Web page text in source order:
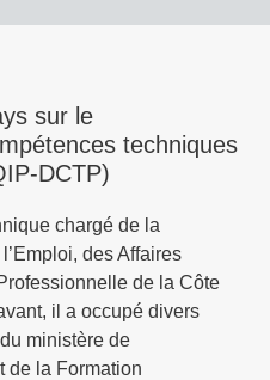
sur le
techniques
DCTP)
chargé de la
des Affaires
de la Côte
il a occupé divers
ministère de
de la Formation